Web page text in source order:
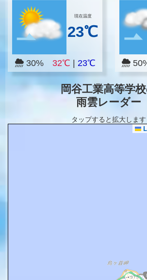
現在温度
23℃
30% 32℃ 23℃
岡谷工業高等学
雨雲レーダー
タップすると拡大します